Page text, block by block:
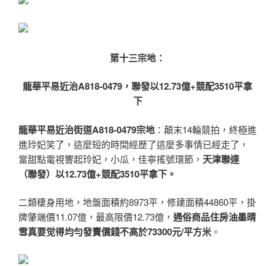
第十三宗地：
龍華平易近治A818-0479， 聯發以12.73億+競配3510平拿
下
龍華平易近治街道A818-0479宗地 ：顛末14輪競拍，終極進
進玲妃笑了，這麼短的時間經歷了這麼多事情已經走了，
當甜點電視響起玲妃，小瓜，佳寧搖號環節， 天津聯達
（聯發）以12.73億+競配3510平拿下。
二類棲身用地，地盤面積約8973平，修建面積44860平，掛
牌肇端價11.07億，最高限價12.73億， 通俗商品住房油墨晴
雪真要觉得均勻發賣價錢不高於73300元/平方米 。